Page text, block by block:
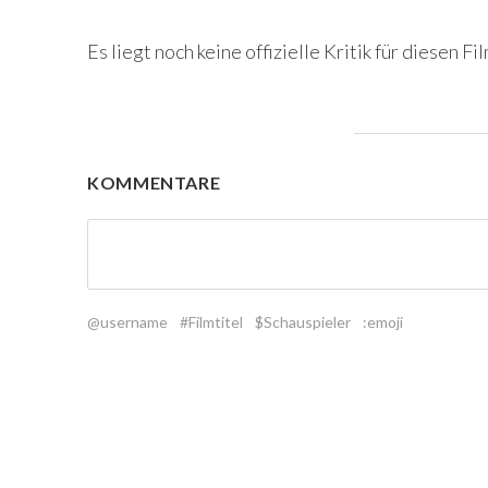
Es liegt noch keine offizielle Kritik für diesen
KOMMENTARE
@username #Filmtitel $Schauspieler :emoji